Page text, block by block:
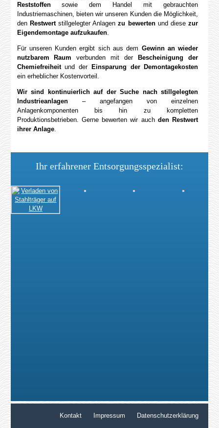
Reststoffensowie dem Handel mit gebrauchten
Industriemaschinen, bieten wir unseren Kunden die Möglichkeit,
den Restwertstillgelegter Anlagenzu bewertenund diesezur
Eigendemontage aufzukaufen.
Für unseren Kunden ergibt sich aus dem Gewinn an wieder
nutzbarem Raum verbunden mit derBescheinigung der
Chemiefreiheitund der Einsparung der Demontagekosten
ein erheblicher Kostenvorteil.
Wir sind kontinuierlich auf der Suche nach stillgelegten
Industrieanlagen– angefangen von einzelnen
Anlagenkomponenten bis hin zu kompletten
Produktionsbetrieben. Gerne bewerten wir auchden Restwert
ihrer Anlage.
Ihr erfahrener Entsorgungsspezialist:
Kontakt Impressum Datenschutzerklärung